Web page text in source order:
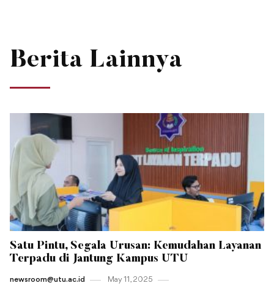
Berita Lainnya
Satu Pintu, Segala Urusan: Kemudahan Layanan
Terpadu di Jantung Kampus UTU
newsroom@utu.ac.id May 11 , 2025